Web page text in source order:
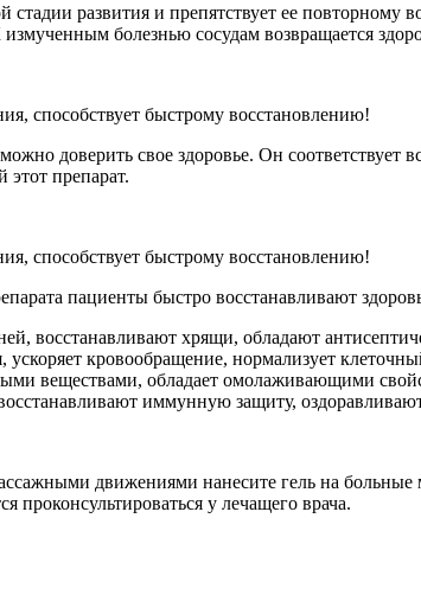
развития и препятствует ее
болезнью сосудам возвращается
доверить свое здоровье. Он
препарат.
пациенты быстро восстанавливают
восстанавливают хрящи, обладают
кровообращение, нормализует
веществами, обладает омолаживающими
иммунную защиту,
движениями нанесите гель на
проконсультироваться у лечащего врача.